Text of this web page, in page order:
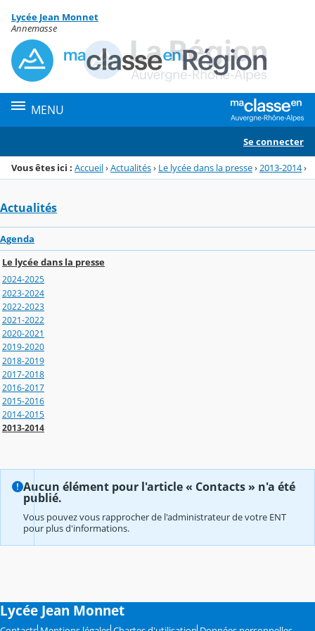
Menu de la rubrique
Contenu
Lycée Jean Monnet
Annemasse
MENU
Se connecter
Vous êtes ici : Accueil›Actualités› Le lycée dans la presse› 2013-2014›
Actualités
Agenda
Le lycée dans la presse
2024-2025
2023-2024
2022-2023
2021-2022
2020-2021
2019-2020
2018-2019
2017-2018
2016-2017
2015-2016
2014-2015
2013-2014
Aucun élément pour l'article « Contacts » n'a été
publié.
Vous pouvez vous rapprocher de l'administrateur de votre ENT
pour plus d'informations.
Lycée Jean Monnet